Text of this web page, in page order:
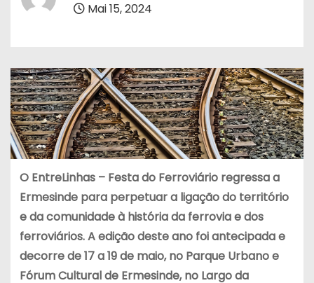
Mai 15, 2024
O EntreLinhas – Festa do Ferroviário regressa a
Ermesinde para perpetuar a ligação do território
e da comunidade à história da ferrovia e dos
ferroviários. A edição deste ano foi antecipada e
decorre de 17 a 19 de maio, no Parque Urbano e
Fórum Cultural de Ermesinde, no Largo da